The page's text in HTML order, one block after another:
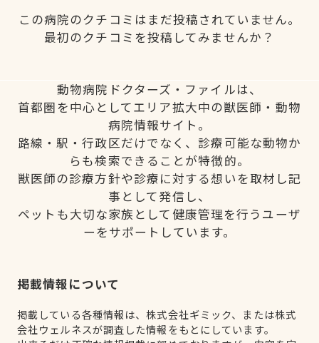
この病院のクチコミはまだ投稿されていません。
最初のクチコミを投稿してみませんか？
動物病院ドクターズ・ファイルは、
首都圏を中心としてエリア拡大中の獣医師・動物
病院情報サイト。
路線・駅・行政区だけでなく、診療可能な動物か
らも検索できることが特徴的。
獣医師の診療方針や診療に対する想いを取材し記
事として発信し、
ペットも大切な家族として健康管理を行うユーザ
ーをサポートしています。
掲載情報について
掲載している各種情報は、株式会社ギミック、または株式
会社ウェルネスが調査した情報をもとにしています。